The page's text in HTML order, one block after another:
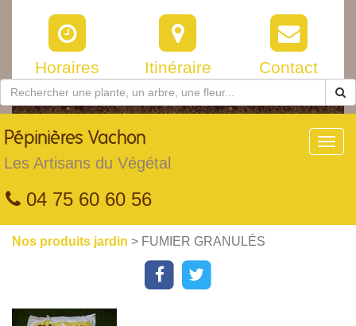
Horaires Itinéraire Contact
Pépinières Vachon
Les Artisans du Végétal
04 75 60 60 56
Nos produits jardin > FUMIER GRANULÉS